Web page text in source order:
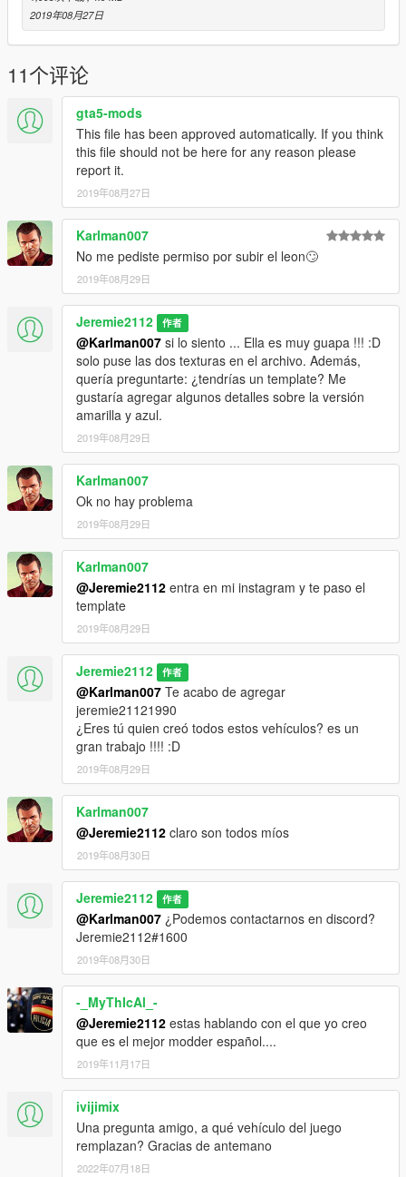
2019年08月27日
11个评论
gta5-mods
This file has been approved automatically. If you think
this file should not be here for any reason please
report it.
2019年08月27日
Karlman007
No me pediste permiso por subir el leon🙄
2019年08月29日
Jeremie2112 作者
@Karlman007 si lo siento ... Ella es muy guapa !!! :D
solo puse las dos texturas en el archivo. Además,
quería preguntarte: ¿tendrías un template? Me
gustaría agregar algunos detalles sobre la versión
amarilla y azul.
2019年08月29日
Karlman007
Ok no hay problema
2019年08月29日
Karlman007
@Jeremie2112 entra en mi instagram y te paso el
template
2019年08月29日
Jeremie2112 作者
@Karlman007 Te acabo de agregar
jeremie21121990
¿Eres tú quien creó todos estos vehículos? es un
gran trabajo !!!! :D
2019年08月29日
Karlman007
@Jeremie2112 claro son todos míos
2019年08月30日
Jeremie2112 作者
@Karlman007 ¿Podemos contactarnos en discord?
Jeremie2112#1600
2019年08月30日
-_MyThIcAl_-
@Jeremie2112 estas hablando con el que yo creo
que es el mejor modder español....
2019年11月17日
ivijimix
Una pregunta amigo, a qué vehículo del juego
remplazan? Gracias de antemano
2022年07月18日